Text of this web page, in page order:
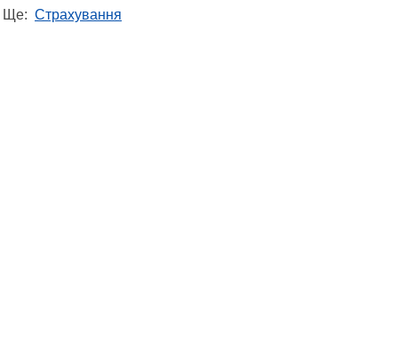
Ще: Страхування